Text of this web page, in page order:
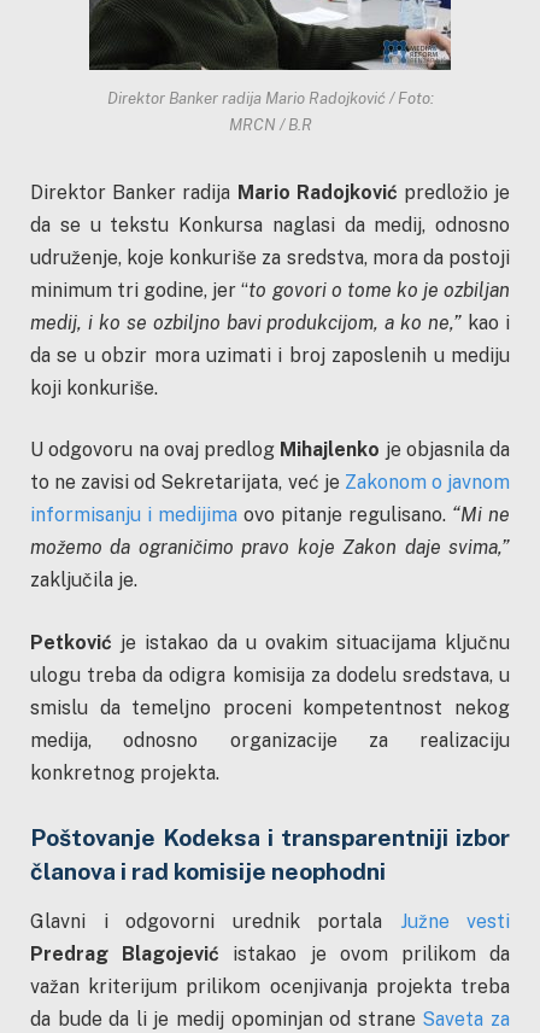
Direktor Banker radija Mario Radojković / Foto:
MRCN / B.R
Direktor Banker radija Mario Radojković predložio je
da se u tekstu Konkursa naglasi da medij, odnosno
udruženje, koje konkuriše za sredstva, mora da postoji
minimum tri godine, jer “to govori o tome ko je ozbiljan
medij, i ko se ozbiljno bavi produkcijom, a ko ne,” kao i
da se u obzir mora uzimati i broj zaposlenih u mediju
koji konkuriše.
U odgovoru na ovaj predlog Mihajlenko je objasnila da
to ne zavisi od Sekretarijata, već je Zakonom o javnom
informisanju i medijima ovo pitanje regulisano. “Mi ne
možemo da ograničimo pravo koje Zakon daje svima,”
zaključila je.
Petković je istakao da u ovakim situacijama ključnu
ulogu treba da odigra komisija za dodelu sredstava, u
smislu da temeljno proceni kompetentnost nekog
medija, odnosno organizacije za realizaciju
konkretnog projekta.
Poštovanje Kodeksa i transparentniji izbor
članova i rad komisije neophodni
Glavni i odgovorni urednik portala Južne vesti
Predrag Blagojević istakao je ovom prilikom da
važan kriterijum prilikom ocenjivanja projekta treba
da bude da li je medij opominjan od strane Saveta za